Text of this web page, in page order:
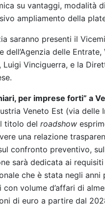
su vantaggi, modalità
ampliamento della
saranno presenti il
dell’Agenzia delle
Luigi Vinciguerra, e la
per imprese forti” a
Veneto Est (via delle
titolo del roadshow
una relazione
confronto preventivo,
sarà dedicata ai
che è stata negli
con volume d’affari di
di euro a partire dal